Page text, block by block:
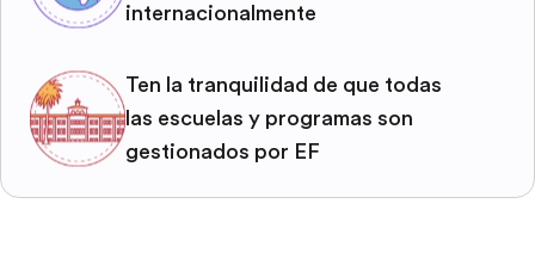
internacionalmente
Ten la tranquilidad de que todas
las escuelas y programas son
gestionados por EF